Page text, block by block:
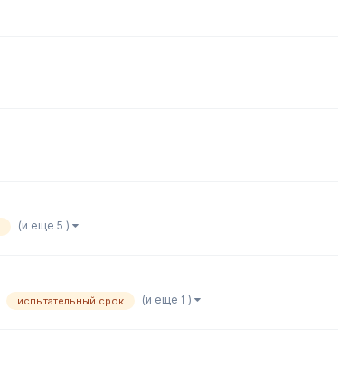
(и еще 5 )
испытательный срок (и еще 1 )